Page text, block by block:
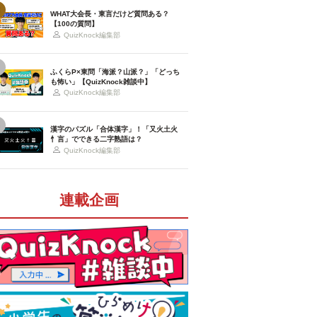
WHAT大会長・東言だけど質問ある？
【100の質問】
QuizKnock編集部
ふくらP×東問「海派？山派？」「どっち
も怖い」【QuizKnock雑談中】
QuizKnock編集部
漢字のパズル「合体漢字」！「又火土火
忄言」でできる二字熟語は？
QuizKnock編集部
連載企画